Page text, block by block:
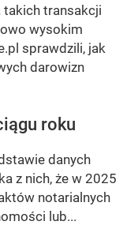
takich transakcji
wysokim
sprawdzili, jak
darowizn
roku
danych
z nich, że w 2025
notarialnych
lub...